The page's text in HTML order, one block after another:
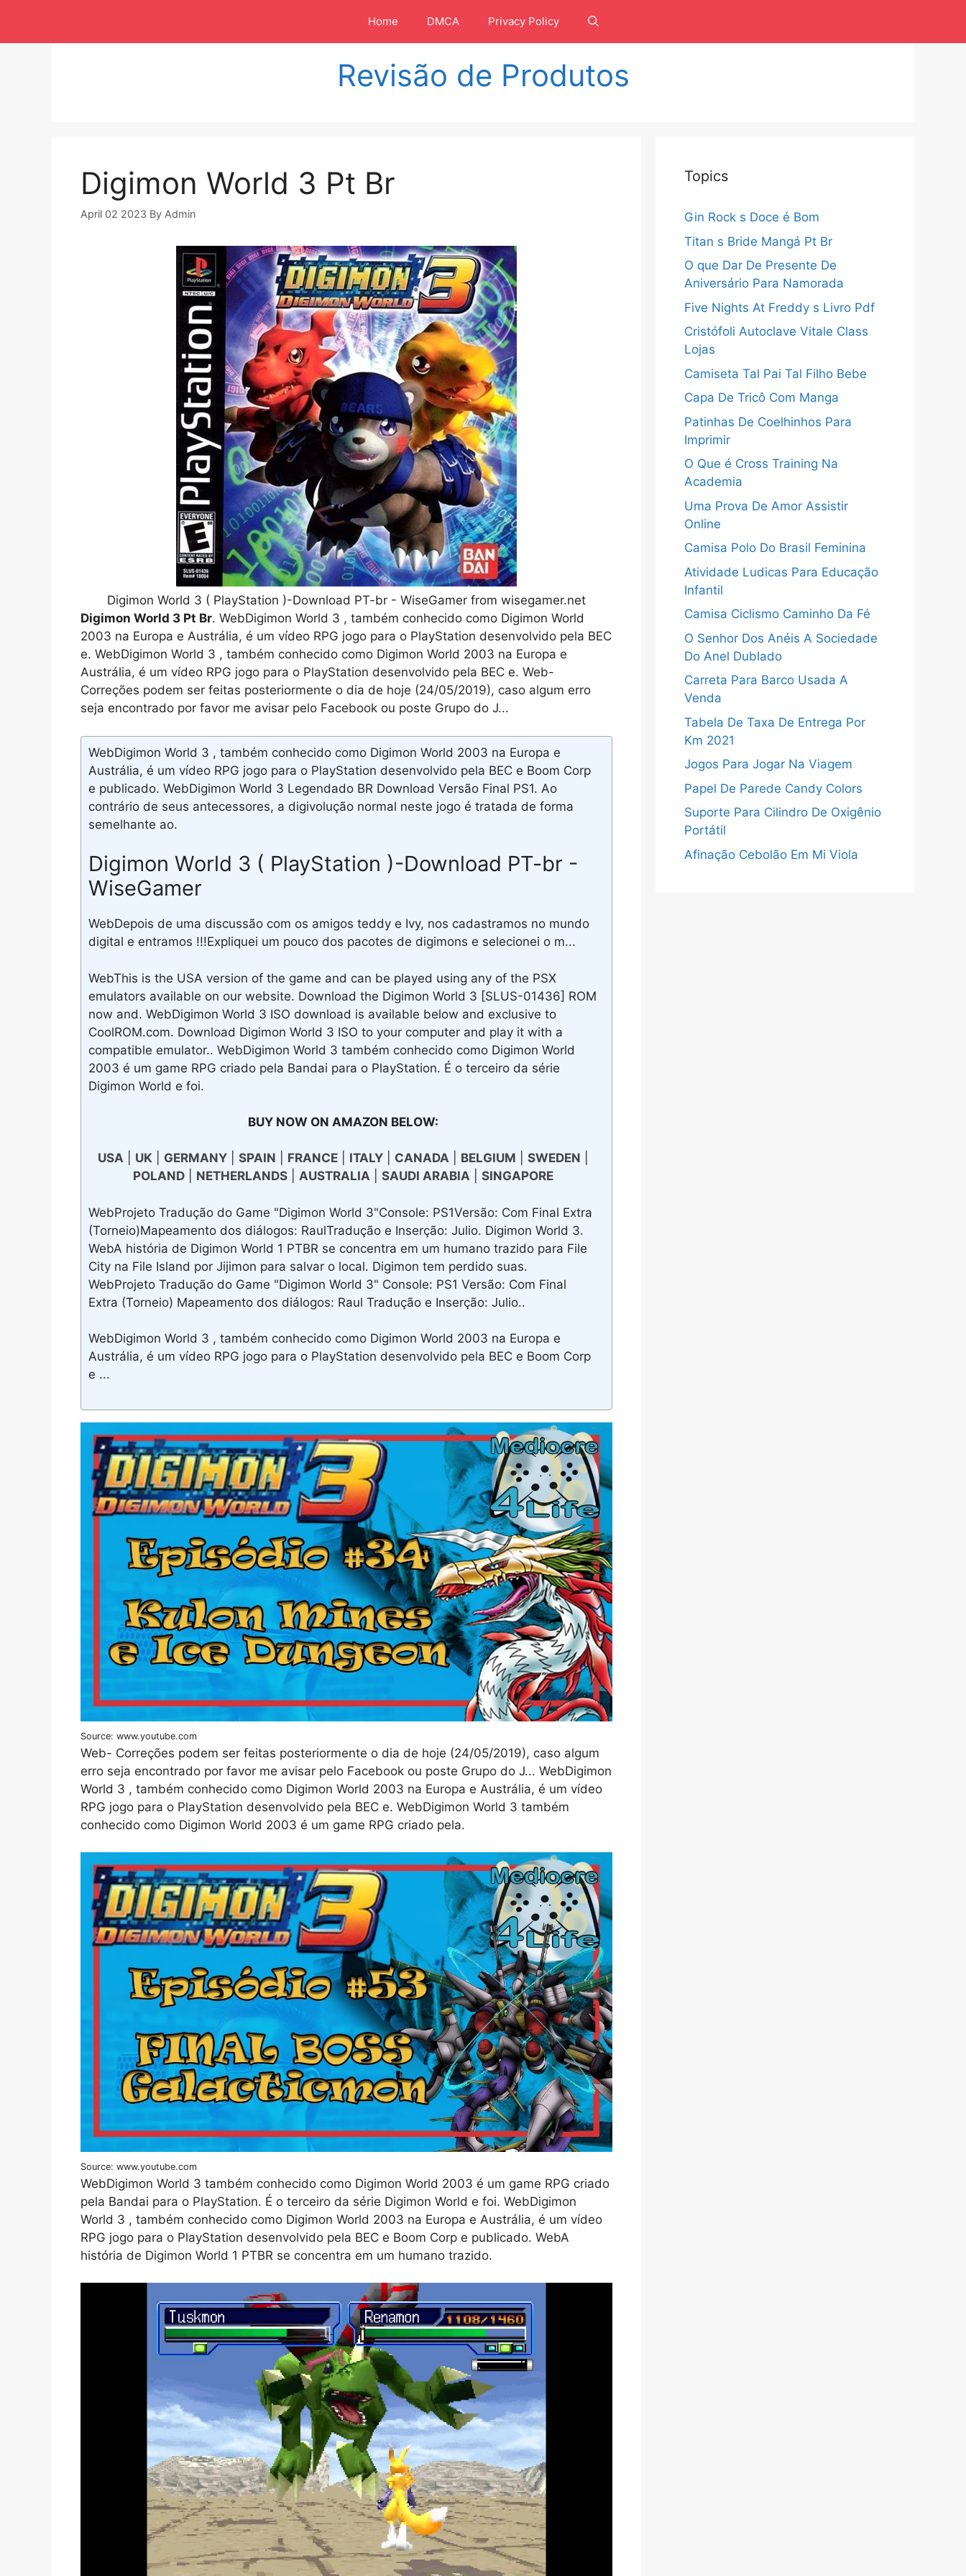
isi
Home DMCA Privacy Policy
Revisão de Produtos
Digimon World 3 Pt Br
April 02 2023 By Admin
Digimon World 3 ( PlayStation )-Download PT-br - WiseGamer from wisegamer.net
Digimon World 3 Pt Br. WebDigimon World 3 , também conhecido como Digimon World
2003 na Europa e Austrália, é um vídeo RPG jogo para o PlayStation desenvolvido pela BEC
e. WebDigimon World 3 , também conhecido como Digimon World 2003 na Europa e
Austrália, é um vídeo RPG jogo para o PlayStation desenvolvido pela BEC e. Web-
Correções podem ser feitas posteriormente o dia de hoje (24/05/2019), caso algum erro
seja encontrado por favor me avisar pelo Facebook ou poste Grupo do J...
WebDigimon World 3 , também conhecido como Digimon World 2003 na Europa e
Austrália, é um vídeo RPG jogo para o PlayStation desenvolvido pela BEC e Boom Corp
e publicado. WebDigimon World 3 Legendado BR Download Versão Final PS1. Ao
contrário de seus antecessores, a digivolução normal neste jogo é tratada de forma
semelhante ao.
Digimon World 3 ( PlayStation )-Download PT-br -
WiseGamer
WebDepois de uma discussão com os amigos teddy e Ivy, nos cadastramos no mundo
digital e entramos !!!Expliquei um pouco dos pacotes de digimons e selecionei o m...
WebThis is the USA version of the game and can be played using any of the PSX
emulators available on our website. Download the Digimon World 3 [SLUS-01436] ROM
now and. WebDigimon World 3 ISO download is available below and exclusive to
CoolROM.com. Download Digimon World 3 ISO to your computer and play it with a
compatible emulator.. WebDigimon World 3 também conhecido como Digimon World
2003 é um game RPG criado pela Bandai para o PlayStation. É o terceiro da série
Digimon World e foi.
BUY NOW ON AMAZON BELOW:
USA| UK| GERMANY| SPAIN FRANCE| ITALY| CANADA| BELGIUM SWEDEN
POLAND| NETHERLANDS| AUSTRALIA| SAUDI ARABIA| SINGAPORE
WebProjeto Tradução do Game "Digimon World 3"Console: PS1Versão: Com Final Extra
(Torneio)Mapeamento dos diálogos: RaulTradução e Inserção: Julio. Digimon World 3.
WebA história de Digimon World 1 PTBR se concentra em um humano trazido para File
City na File Island por Jijimon para salvar o local. Digimon tem perdido suas.
WebProjeto Tradução do Game "Digimon World 3" Console: PS1 Versão: Com Final
Extra (Torneio) Mapeamento dos diálogos: Raul Tradução e Inserção: Julio..
WebDigimon World 3 , também conhecido como Digimon World 2003 na Europa e
Austrália, é um vídeo RPG jogo para o PlayStation desenvolvido pela BEC e Boom Corp
e ...
Source: www.youtube.com
Web- Correções podem ser feitas posteriormente o dia de hoje (24/05/2019), caso algum
erro seja encontrado por favor me avisar pelo Facebook ou poste Grupo do J... WebDigimon
World 3 , também conhecido como Digimon World 2003 na Europa e Austrália, é um vídeo
RPG jogo para o PlayStation desenvolvido pela BEC e. WebDigimon World 3 também
conhecido como Digimon World 2003 é um game RPG criado pela.
Source: www.youtube.com
WebDigimon World 3 também conhecido como Digimon World 2003 é um game RPG criado
pela Bandai para o PlayStation. É o terceiro da série Digimon World e foi. WebDigimon
World 3 , também conhecido como Digimon World 2003 na Europa e Austrália, é um vídeo
RPG jogo para o PlayStation desenvolvido pela BEC e Boom Corp e publicado. WebA
história de Digimon World 1 PTBR se concentra em um humano trazido.
Topics
Gin Rock s Doce é Bom
Titan s Bride Mangá Pt Br
O que Dar De Presente De
Aniversário Para Namorada
Five Nights At Freddy s Livro Pdf
Cristófoli Autoclave Vitale Class
Lojas
Camiseta Tal Pai Tal Filho Bebe
Capa De Tricô Com Manga
Patinhas De Coelhinhos Para
Imprimir
O Que é Cross Training Na
Academia
Uma Prova De Amor Assistir
Online
Camisa Polo Do Brasil Feminina
Atividade Ludicas Para Educação
Infantil
Camisa Ciclismo Caminho Da Fé
O Senhor Dos Anéis A Sociedade
Do Anel Dublado
Carreta Para Barco Usada A
Venda
Tabela De Taxa De Entrega Por
Km 2021
Jogos Para Jogar Na Viagem
Papel De Parede Candy Colors
Suporte Para Cilindro De Oxigênio
Portátil
Afinação Cebolão Em Mi Viola